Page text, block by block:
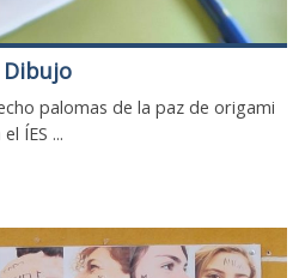
Dibujo
palomas de la paz de origami
ÍES ...